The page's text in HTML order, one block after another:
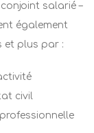
salarié –
également
et plus par :
civil